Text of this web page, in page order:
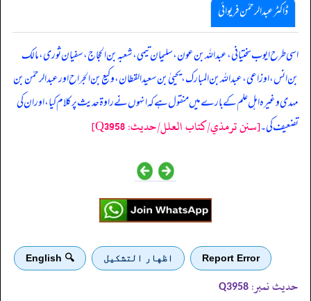
ڈاکٹر عبدالرحمٰن فریوائی
‏‏‏‏ اسی طرح ایوب سختیانی، عبداللہ بن عون، سلیمان تیمی، شعبہ بن الحجاج، سفیان ثوری، مالک
بن انس، اوزاعی، عبداللہ بن المبارک، یحییٰ بن سعید القطان، وکیع بن الجراح اور عبدالرحمٰن بن
مہدی وغیرہ اہل علم کے بارے میں منقول ہے کہ انہوں نے راوۃ حدیث پر کلام کیا، اور ان کی
تضعیف کی۔[سنن ترمذي/کتاب العلل/حدیث: Q3958]
Report Error اظهار التشكيل 🔍 English
حدیث نمبر: Q3958